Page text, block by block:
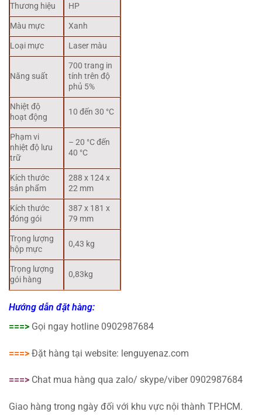
Thương hiệu
HP
Màu mực
Xanh
Loại mực
Laser màu
Năng suất
700 trang in
tính trên độ
phủ 5%
Nhiệt độ
hoạt động
10 đến 30 °C
Phạm vi
nhiệt độ lưu
trữ
– 20 °C đến
40 °C
Kích thước
sản phẩm
288 x 124 x
22 mm
Kích thước
đóng gói
387 x 181 x
79 mm
Trọng lượng
hộp mực
0,43 kg
Trọng lượng
gói hàng
0,83kg
Hướng dẫn đặt hàng:
===> Gọi ngay hotline 0902987684
===> Đặt hàng tại website: lenguyenaz.com
===> Chat mua hàng qua zalo/ skype/viber 0902987684
Giao hàng trong ngày đối với khu vực nội thành TP.HCM.